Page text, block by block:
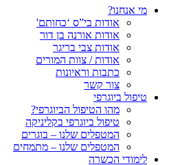
מי אנחנו?
אודות בי”ס ‘כחותם'
אודות אורנה בן דור
אודות צבי בריגר
אודות / צוות המורים
כתבות וראיונות
צור קשר
טיפול ביוגרפי
מהו הטיפול הביוגרפי?
טיפול ביוגרפי בקליניקה
המטפלים שלנו – בוגרים
המטפלים שלנו – מתמחים
לימודי הכשרה